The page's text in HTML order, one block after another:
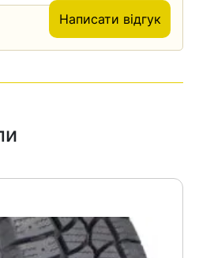
Написати відгук